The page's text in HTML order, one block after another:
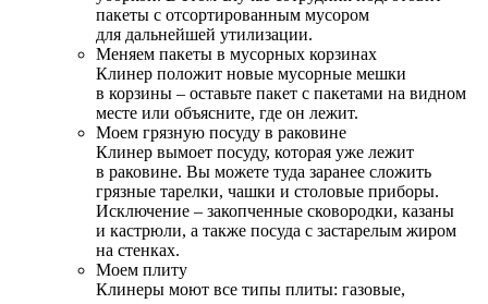
пакеты с отсортированным мусором
для дальнейшей утилизации.
Меняем пакеты в мусорных корзинах
Клинер положит новые мусорные мешки
в корзины – оставьте пакет с пакетами на видном
месте или объясните, где он лежит.
Моем грязную посуду в раковине
Клинер вымоет посуду, которая уже лежит
в раковине. Вы можете туда заранее сложить
грязные тарелки, чашки и столовые приборы.
Исключение – закопченные сковородки, казаны
и кастрюли, а также посуда с застарелым жиром
на стенках.
Моем плиту
Клинеры моют все типы плиты: газовые,